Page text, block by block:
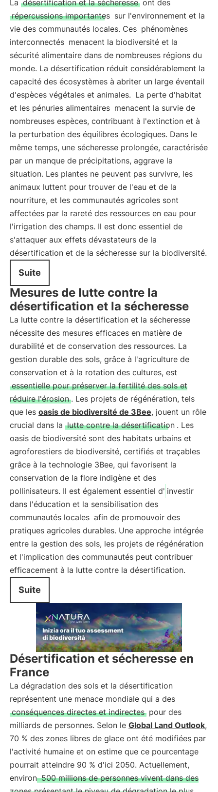
La désertification et la sécheresse ont des
répercussions importantes sur l'environnement et la
vie des communautés locales. Ces phénomènes
interconnectés menacent la biodiversité et la
sécurité alimentaire dans de nombreuses régions du
monde. La désertification réduit considérablement la
capacité des écosystèmes à abriter un large éventail
d'espèces végétales et animales. La perte d'habitat
et les pénuries alimentaires menacent la survie de
nombreuses espèces, contribuant à l'extinction et à
la perturbation des équilibres écologiques. Dans le
même temps, une sécheresse prolongée, caractérisée
par un manque de précipitations, aggrave la
situation. Les plantes ne peuvent pas survivre, les
animaux luttent pour trouver de l'eau et de la
nourriture, et les communautés agricoles sont
affectées par la rareté des ressources en eau pour
l'irrigation des champs. Il est donc essentiel de
s'attaquer aux effets dévastateurs de la
désertification et de la sécheresse sur la biodiversité.
Suite
Mesures de lutte contre la
désertification et la sécheresse
La lutte contre la désertification et la sécheresse
nécessite des mesures efficaces en matière de
durabilité et de conservation des ressources. La
gestion durable des sols, grâce à l'agriculture de
conservation et à la rotation des cultures, est
essentielle pour préserver la fertilité des sols et
réduire l'érosion . Les projets de régénération, tels
que les oasis de biodiversité de 3Bee, jouent un rôle
crucial dans la lutte contre la désertification . Les
oasis de biodiversité sont des habitats urbains et
agroforestiers de biodiversité, certifiés et traçables
grâce à la technologie 3Bee, qui favorisent la
conservation de la flore indigène et des
pollinisateurs. Il est également essentiel d' investir
dans l'éducation et la sensibilisation des
communautés locales afin de promouvoir des
pratiques agricoles durables. Une approche intégrée
entre la gestion des sols, les projets de régénération
et l'implication des communautés peut contribuer
efficacement à la lutte contre la désertification.
Suite
Désertification et sécheresse en
France
La dégradation des sols et la désertification
représentent une menace mondiale qui a des
conséquences directes et indirectes pour des
milliards de personnes. Selon le Global Land Outlook,
70 % des zones libres de glace ont été modifiées par
l'activité humaine et on estime que ce pourcentage
pourrait atteindre 90 % d'ici 2050. Actuellement,
environ 500 millions de personnes vivent dans des